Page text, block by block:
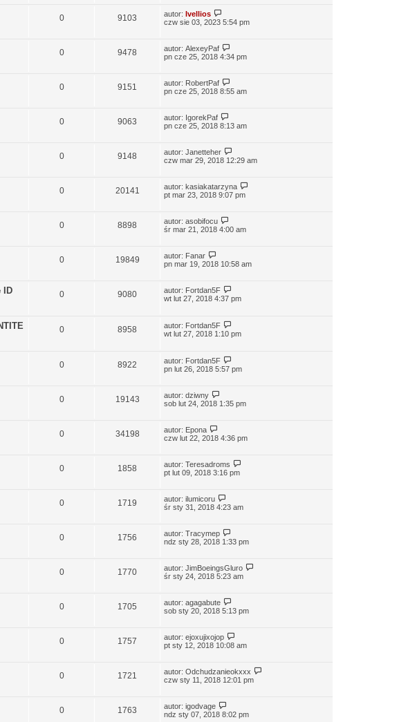
0 9103 autor: Ivellios
czw sie 03, 2023 5:54 pm
0 9478 autor: AlexeyPaf
pn cze 25, 2018 4:34 pm
0 9151 autor: RobertPaf
pn cze 25, 2018 8:55 am
0 9063 autor: IgorekPaf
pn cze 25, 2018 8:13 am
0 9148 autor: Janetteher
czw mar 29, 2018 12:29 am
0 20141 autor: kasiakatarzyna
pt mar 23, 2018 9:07 pm
0 8898 autor: asobifocu
śr mar 21, 2018 4:00 am
0 19849 autor: Fanar
pn mar 19, 2018 10:58 am
ID
0 9080 autor: Fortdan5F
wt lut 27, 2018 4:37 pm
0 8958 autor: Fortdan5F
wt lut 27, 2018 1:10 pm
0 8922 autor: Fortdan5F
pn lut 26, 2018 5:57 pm
0 19143 autor: dziwny
sob lut 24, 2018 1:35 pm
0 34198 autor: Epona
czw lut 22, 2018 4:36 pm
0 1858 autor: Teresadroms
pt lut 09, 2018 3:16 pm
0 1719 autor: ilumicoru
śr sty 31, 2018 4:23 am
0 1756 autor: Tracymep
ndz sty 28, 2018 1:33 pm
0 1770 autor: JimBoeingsGluro
śr sty 24, 2018 5:23 am
0 1705 autor: agagabute
sob sty 20, 2018 5:13 pm
0 1757 autor: ejoxujixojop
pt sty 12, 2018 10:08 am
0 1721 autor: Odchudzanieokxxx
czw sty 11, 2018 12:01 pm
0 1763 autor: igodvage
ndz sty 07, 2018 8:02 pm